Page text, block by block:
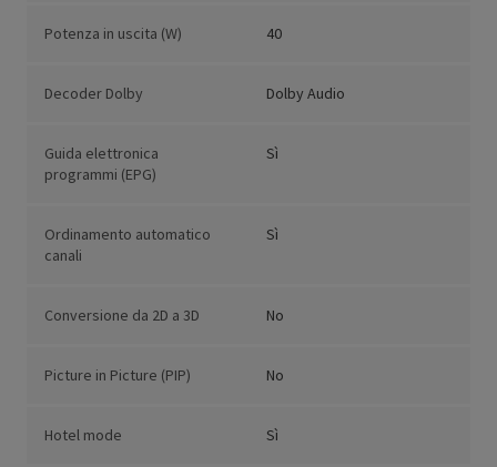
Potenza in uscita (W) 40
Decoder Dolby Dolby Audio
Guida elettronica
programmi (EPG)
Sì
Ordinamento automatico
canali
Sì
Conversione da 2D a 3D No
Picture in Picture (PIP) No
Hotel mode Sì